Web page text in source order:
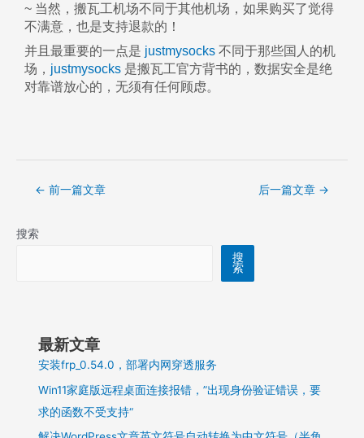
~ 当然，搬瓦工机场不同于其他机场，如果购买了觉得
不满意，也是支持退款的！
并且最重要的一点是 justmysocks 不同于那些国人的机
场， justmysocks 是搬瓦工官方背书的，数据安全是绝
对靠谱放心的，无须有任何顾虑。
← 前一篇文章 后一篇文章 →
搜索
搜
索
最新文章
安装frp_0.54.0，部署内网穿透服务
Win11家庭版远程桌面连接报错，”出现身份验证错误，要
求的函数不受支持“